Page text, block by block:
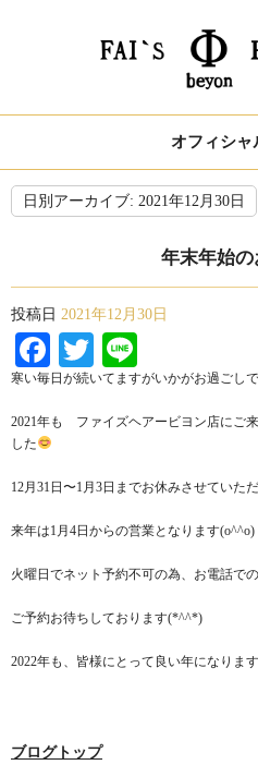
オフィシャ
日別アーカイブ: 2021年12月30日
年末年始
投稿日 2021年12月30日
Facebook
Twitter
寒い毎日が続いてますがいかがお過ごし
2021年も ファイズヘアービヨン店にご
した
12月31日〜1月3日までお休みさせていただ
来年は1月4日からの営業となります(o^^o)
火曜日でネット予約不可の為、お電話で
ご予約お待ちしております(*^^*)
2022年も、皆様にとって良い年になりま
ブログトップ